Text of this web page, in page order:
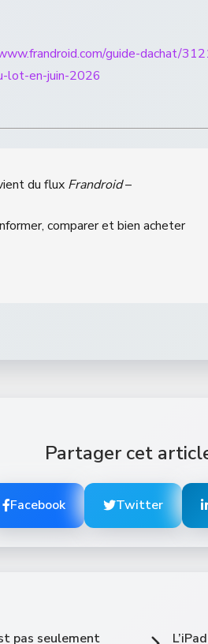
guide-dachat/
lot-en-juin-2026
du flux Frandroid–
comparer et bien acheter
Partager cet
Facebook Twitter
pas seulement